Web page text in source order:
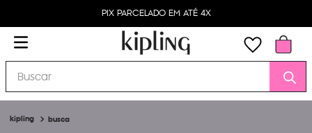
PIX PARCELADO EM ATÉ 4X
Buscar
busca